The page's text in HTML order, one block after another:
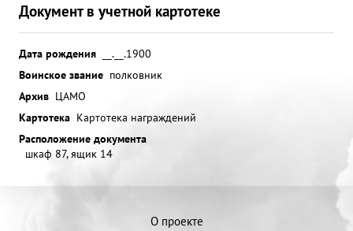
Документ в учетной картотеке
Дата рождения
__.__.1900
Воинское звание полковник
Архив ЦАМО
Картотека Картотека награждений
Расположение документа
шкаф 87, ящик 14
О проекте